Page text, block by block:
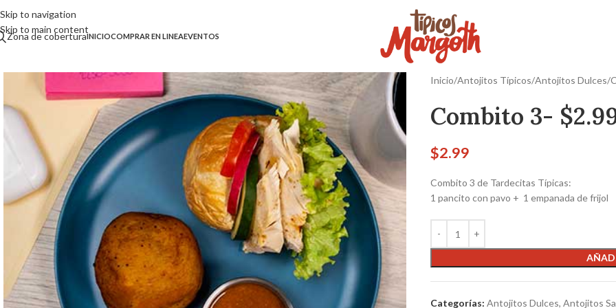
Skip to navigation
Skip to main content
Zona de coberturaINICIOCOMPRAR EN LINEAEVENTOS
Inicio Antojitos Típicos Antojitos Dulces
Combito 3-
$2.99
Combito 3 de Tardecitas Típicas:
1 pancito con pavo + 1 empanada de frijol
Categorías: Antojitos Dulces, Antojitos